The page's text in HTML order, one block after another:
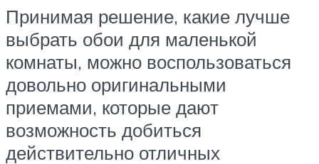
Принимая решение, какие лучше
выбрать обои для маленькой
комнаты, можно воспользоваться
довольно оригинальными
приемами, которые дают
возможность добиться
действительно отличных